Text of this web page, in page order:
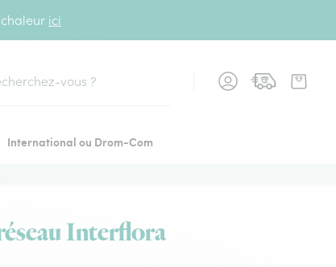
ici
International ou Drom-Com
Interflora